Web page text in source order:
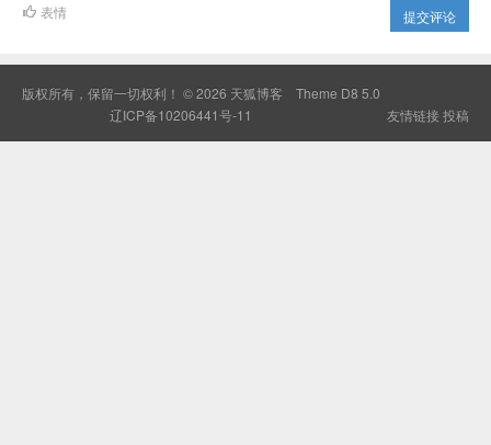
提交评论
表情
版权所有，保留一切权利！ © 2026 天狐博客 Theme D8 5.0
辽ICP备10206441号-11
友情链接投稿